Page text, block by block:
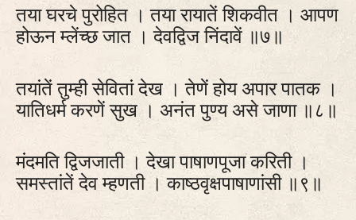
तया घरचे पुरोहित । तया रायातें शिकवीत । आपण
होऊन म्लेंच्छ जात । देवद्विज निंदावें ॥७॥
तयांतें तुम्ही सेवितां देख । तेणें होय अपार पातक ।
यातिधर्म करणें सुख । अनंत पुण्य असे जाणा ॥८॥
मंदमति द्विजजाती । देखा पाषाणपूजा करिती ।
समस्तांतें देव म्हणती । काष्‍ठवृक्षपाषाणांसी ॥९॥